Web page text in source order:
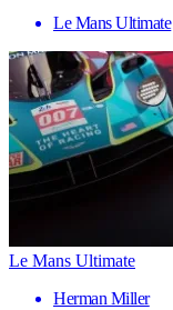
Le Mans Ultimate
Le Mans Ultimate
Herman Miller